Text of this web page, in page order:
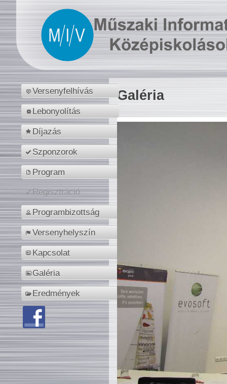
Versenyfelhívás
Lebonyolítás
Díjazás
Szponzorok
Program
Regisztráció
Programbizottság
Versenyhelyszín
Kapcsolat
Galéria
Eredmények
Galéria